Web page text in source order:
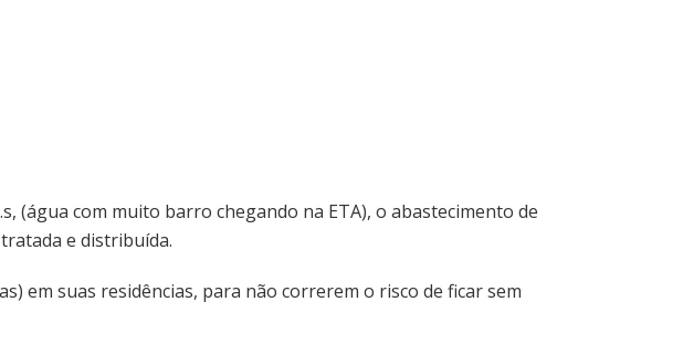
(água com muito barro chegando na ETA), o abastecimento de
e distribuída.
em suas residências, para não correrem o risco de ficar sem